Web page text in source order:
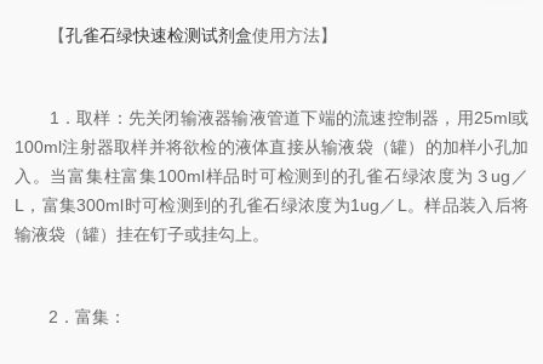
【孔雀石绿快速检测试剂盒使用方法】
1．取样：先关闭输液器输液管道下端的流速控制器，用25ml或
100ml注射器取样并将欲检的液体直接从输液袋（罐）的加样小孔加
入。当富集柱富集100ml样品时可检测到的孔雀石绿浓度为３ug／
L，富集300ml时可检测到的孔雀石绿浓度为1ug／L。样品装入后将
输液袋（罐）挂在钉子或挂勾上。
2．富集：